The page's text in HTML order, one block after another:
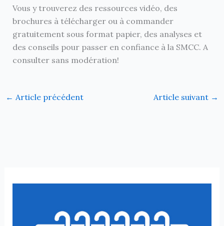
Vous y trouverez des ressources vidéo, des
brochures à télécharger ou à commander
gratuitement sous format papier, des analyses et
des conseils pour passer en confiance à la SMCC. A
consulter sans modération!
← Article précédent Article suivant →